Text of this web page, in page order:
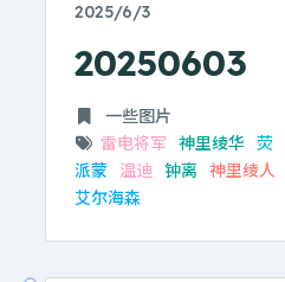
2025/6/3
20250603
一些图片
雷电将军
神里绫华 荧
派蒙
温迪 钟离 神里绫人
艾尔海森